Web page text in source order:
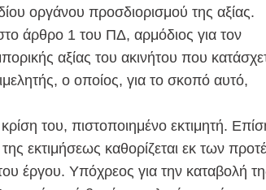
οργάνου προσδιορισμού της αξίας.
άρθρο 1 του ΠΔ, αρμόδιος για τον
αξίας του ακινήτου που
ο οποίος, για το σκοπό αυτό,
του, πιστοποιημένο εκτιμητή.
εκτιμήσεως καθορίζεται εκ των
έργου. Υπόχρεος για την καταβολή